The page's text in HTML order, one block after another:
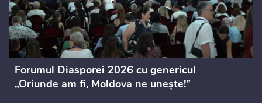
Forumul Diasporei 2026 cu genericul
„Oriunde am fi, Moldova ne unește!”